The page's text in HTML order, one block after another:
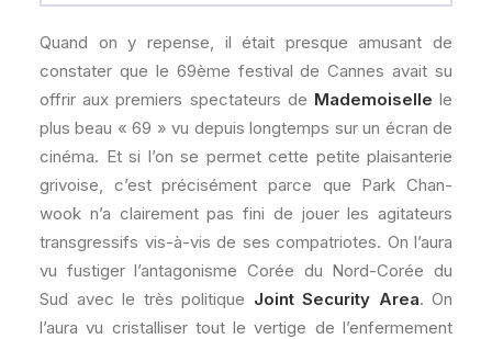
Quand on y repense, il était presque amusant de
constater que le 69ème festival de Cannes avait su
offrir aux premiers spectateurs de Mademoiselle le
plus beau « 69 » vu depuis longtemps sur un écran de
cinéma. Et si l’on se permet cette petite plaisanterie
grivoise, c’est précisément parce que Park Chan-
wook n’a clairement pas fini de jouer les agitateurs
transgressifs vis-à-vis de ses compatriotes. On l’aura
vu fustiger l’antagonisme Corée du Nord-Corée du
Sud avec le très politique Joint Security Area. On
l’aura vu cristalliser tout le vertige de l’enfermement